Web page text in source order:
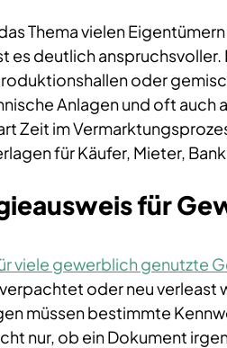
Thema vielen
es deutlich
oder
Anlagen und oft auch
Zeit im
für Käufer, Mieter,
für
viele gewerblich genutzte
oder neu verleast
müssen bestimmte
nur, ob ein Dokument